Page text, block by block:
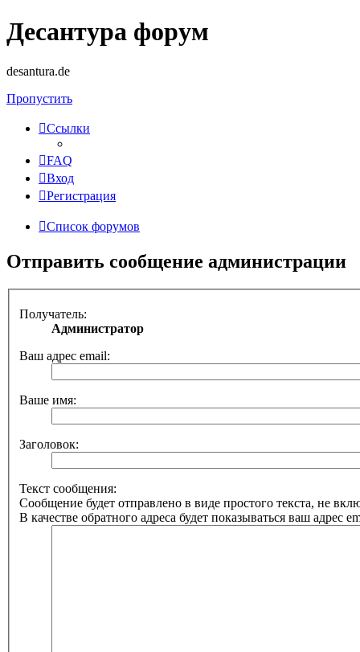
Десантура форум
desantura.de
Пропустить
Ссылки
FAQ
Вход
Регистрация
Список форумов
Отправить сообщение администрации
Получатель:
Администратор
Ваш адрес email:
Ваше имя:
Заголовок:
Текст сообщения:
Сообщение будет отправлено в виде простого текста, не
В качестве обратного адреса будет показываться ваш адрес